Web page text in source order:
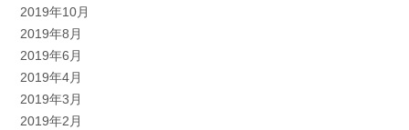
2019年10月
2019年8月
2019年6月
2019年4月
2019年3月
2019年2月